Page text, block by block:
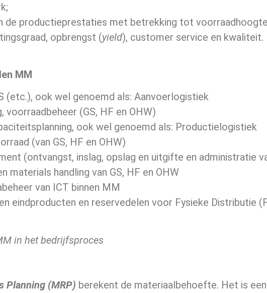
de productieprestaties met betrekking tot
opbrengst (yield), customer service en kwaliteit.
MM
(etc.), ook wel genoemd als: Aanvoerlogistiek
voorraadbeheer (GS, HF en OHW)
ook wel genoemd als: Productielogistiek
(van GS, HF en OHW)
(ontvangst, inslag, opslag en uitgifte en administratie
materials handling van GS, HF en OHW
van ICT binnen MM
eindproducten en reservedelen voor Fysieke Distributie
in het bedrijfsproces
Planning (MRP) berekent de materiaalbehoefte. Het is een